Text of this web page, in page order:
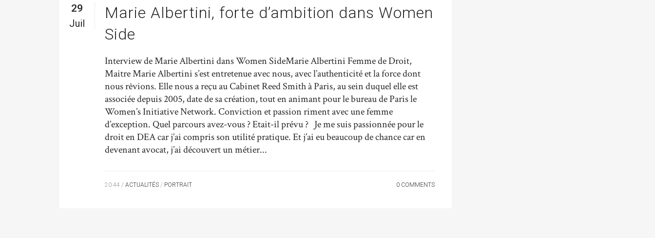
29
Juil
Marie Albertini, forte d’ambition dans Women
Side
Interview de Marie Albertini dans Women SideMarie Albertini Femme de Droit,
Maitre Marie Albertini s’est entretenue avec nous, avec l’authenticité et la force dont
nous rêvions. Elle nous a reçu au Cabinet Reed Smith à Paris, au sein duquel elle est
associée depuis 2005, date de sa création, tout en animant pour le bureau de Paris le
Women’s Initiative Network. Conviction et passion riment avec une femme
d’exception. Quel parcours avez-vous ? Etait-il prévu ? Je me suis passionnée pour le
droit en DEA car j’ai compris son utilité pratique. Et j’ai eu beaucoup de chance car en
devenant avocat, j’ai découvert un métier...
20:44 / ACTUALITÉS / PORTRAIT 0 COMMENTS